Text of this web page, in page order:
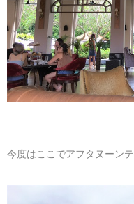
今度はここでアフタヌーン